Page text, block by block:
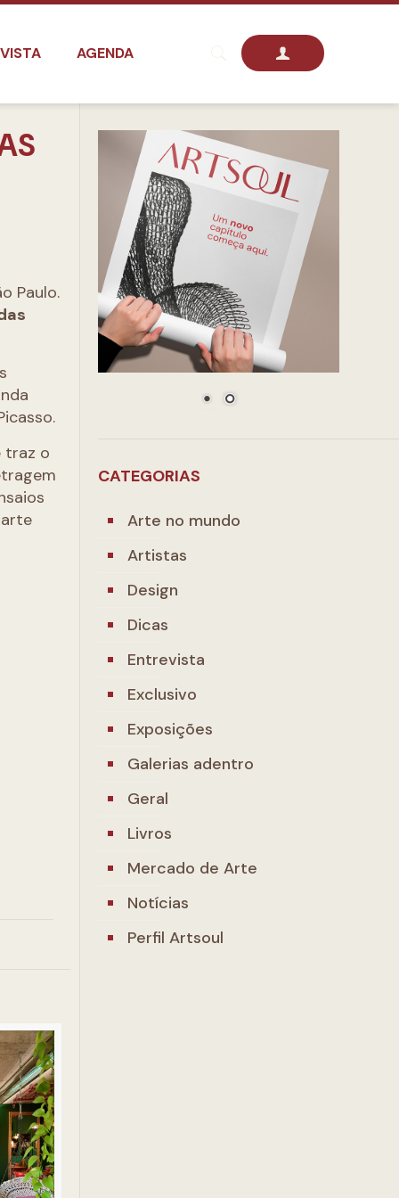
AGENDA
Paulo.
traz o
CATEGORIAS
Arte no mundo
Artistas
Design
Dicas
Entrevista
Exclusivo
Exposições
Galerias adentro
Geral
Livros
Mercado de Arte
Notícias
Perfil Artsoul